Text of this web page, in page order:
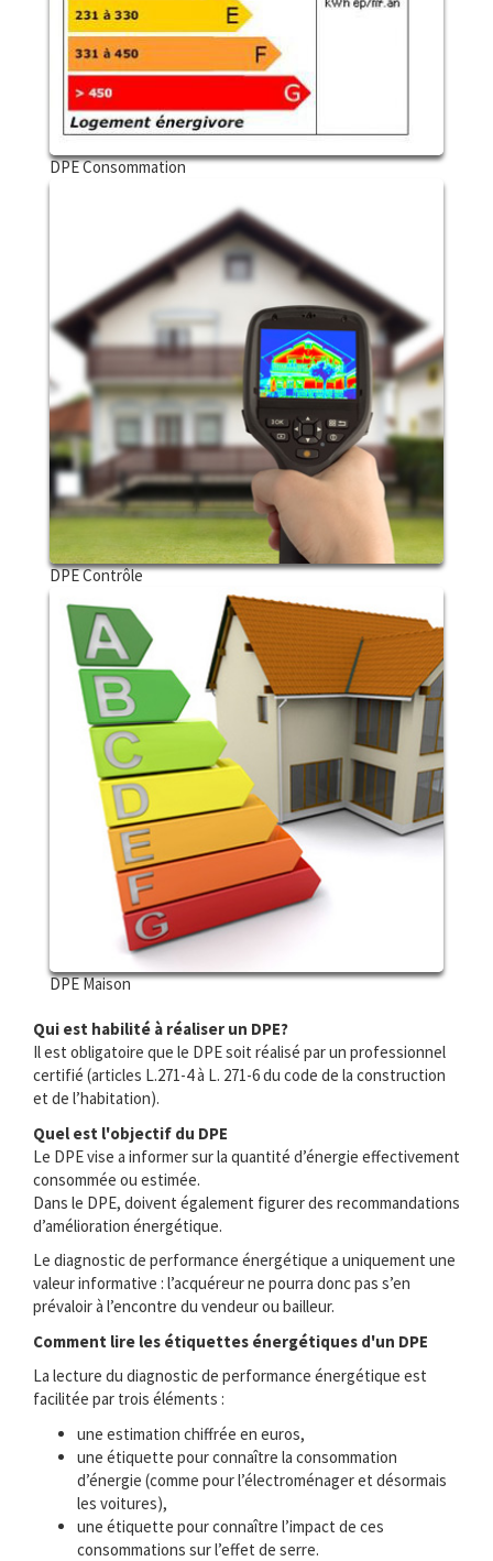
DPE Consommation
DPE Contrôle
DPE Maison
Qui est habilité à réaliser un DPE?
Il est obligatoire que le DPE soit réalisé par un professionnel
certifié (articles L.271-4 à L. 271-6 du code de la construction
et de l’habitation).
Quel est l'objectif du DPE
Le DPE vise a informer sur la quantité d’énergie effectivement
consommée ou estimée.
Dans le DPE, doivent également figurer des recommandations
d’amélioration énergétique.
Le diagnostic de performance énergétique a uniquement une
valeur informative : l’acquéreur ne pourra donc pas s’en
prévaloir à l’encontre du vendeur ou bailleur.
Comment lire les étiquettes énergétiques d'un DPE
La lecture du diagnostic de performance énergétique est
facilitée par trois éléments :
une estimation chiffrée en euros,
une étiquette pour connaître la consommation
d’énergie (comme pour l’électroménager et désormais
les voitures),
une étiquette pour connaître l’impact de ces
consommations sur l’effet de serre.